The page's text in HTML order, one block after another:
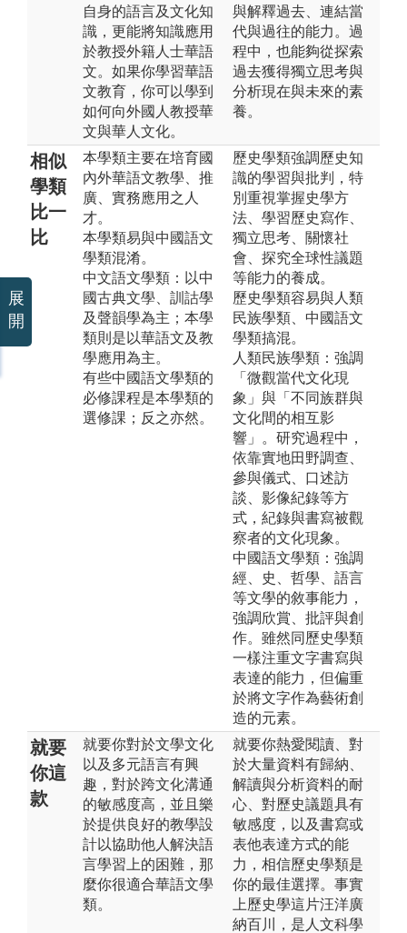
自身的語言及文化知
識，更能將知識應用
於教授外籍人士華語
文。如果你學習華語
文教育，你可以學到
如何向外國人教授華
文與華人文化。
與解釋過去、連結當
代與過往的能力。過
程中，也能夠從探索
過去獲得獨立思考與
分析現在與未來的素
養。
相似
學類
比一
比
本學類主要在培育國
內外華語文教學、推
廣、實務應用之人
才。
本學類易與中國語文
學類混淆。
中文語文學類：以中
國古典文學、訓詁學
及聲韻學為主；本學
類則是以華語文及教
學應用為主。
有些中國語文學類的
必修課程是本學類的
選修課；反之亦然。
歷史學類強調歷史知
識的學習與批判，特
別重視掌握史學方
法、學習歷史寫作、
獨立思考、關懷社
會、探究全球性議題
等能力的養成。
歷史學類容易與人類
民族學類、中國語文
學類搞混。
人類民族學類：強調
「微觀當代文化現
象」與「不同族群與
文化間的相互影
響」。研究過程中，
依靠實地田野調查、
參與儀式、口述訪
談、影像紀錄等方
式，紀錄與書寫被觀
察者的文化現象。
中國語文學類：強調
經、史、哲學、語言
等文學的敘事能力，
強調欣賞、批評與創
作。雖然同歷史學類
一樣注重文字書寫與
表達的能力，但偏重
於將文字作為藝術創
造的元素。
就要
你這
款
就要你對於文學文化
以及多元語言有興
趣，對於跨文化溝通
的敏感度高，並且樂
於提供良好的教學設
計以協助他人解決語
言學習上的困難，那
麼你很適合華語文學
類。
就要你熱愛閱讀、對
於大量資料有歸納、
解讀與分析資料的耐
心、對歷史議題具有
敏感度，以及書寫或
表他表達方式的能
力，相信歷史學類是
你的最佳選擇。事實
上歷史學這片汪洋廣
納百川，是人文科學
展
開